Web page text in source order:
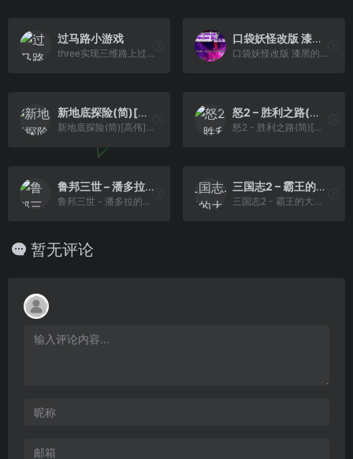
过马路小游戏
three实现三维路上过马路避让...
口袋妖怪改版 漆黑的魅影 5.0EX+ 无尽混沌 DP(简)(JP)(256Mb)
口袋妖怪改版 漆黑的魅影 5.0EX+ 无尽混沌 DP(简)(JP)(256Mb)
新地底探险(简)[高伟](JP)[PUZ](0.5Mb)
新地底探险(简)[高伟](JP)[PUZ](0.5Mb)
怒2 – 胜利之路(简)[高伟](JP)[STG](2Mb)
怒2 - 胜利之路(简)[高伟](JP)[STG](2Mb)
鲁邦三世 – 潘多拉的遗产(简)[逆游的五彩鱼](JP)[ACT](4Mb)
鲁邦三世 - 潘多拉的遗产(简)[逆游的五彩鱼](JP)[ACT](4Mb)
三国志2 – 霸王的大陆(v0.9976)(v20180201)(简)[2434917](JP)[SLG](4Mb)
三国志2 - 霸王的大陆(v0.9976)(v20180201)(简)[2434917](JP)[SLG](4Mb)
暂无评论